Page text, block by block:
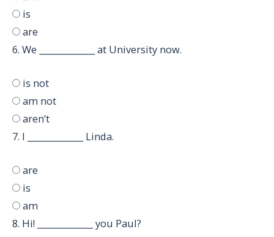
is
are
6. We _____________ at University now.
is not
am not
aren’t
7. I _____________ Linda.
are
is
am
8. Hi! _____________ you Paul?